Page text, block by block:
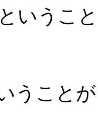
いうこ
うこと